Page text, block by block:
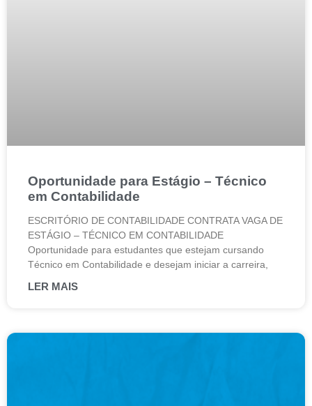
Oportunidade para Estágio – Técnico
em Contabilidade
ESCRITÓRIO DE CONTABILIDADE CONTRATA VAGA DE
ESTÁGIO – TÉCNICO EM CONTABILIDADE
Oportunidade para estudantes que estejam cursando
Técnico em Contabilidade e desejam iniciar a carreira,
LER MAIS